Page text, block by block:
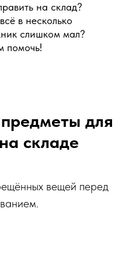
на склад?
в несколько
слишком мал?
помочь!
для
складе
вещей перед